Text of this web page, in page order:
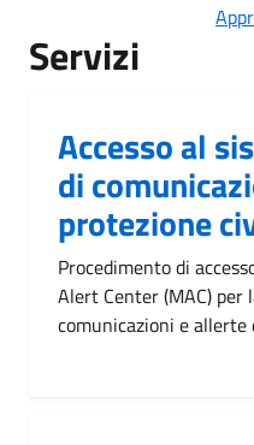
Servizi
Accesso al
di
protezione
Procedimento di
Alert Center (MAC)
comunicazioni e